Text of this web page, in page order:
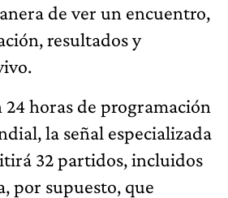
de ver un encuentro,
resultados y
24 horas de programación
la señal especializada
32 partidos, incluidos
por supuesto, que